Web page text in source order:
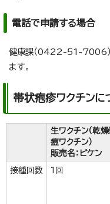
電話で申請する場合
健康課（0422-51-7006）
ます。
帯状疱疹ワクチンに
生ワクチン（乾
痘ワクチン）
販売名：ビケン
接種回数 1回